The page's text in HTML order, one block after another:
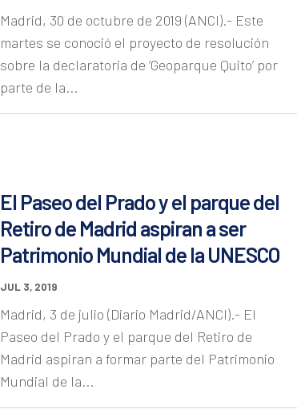
Madrid, 30 de octubre de 2019 (ANCI).- Este
martes se conoció el proyecto de resolución
sobre la declaratoria de ‘Geoparque Quito’ por
parte de la...
El Paseo del Prado y el parque del
Retiro de Madrid aspiran a ser
Patrimonio Mundial de la UNESCO
JUL 3, 2019
Madrid, 3 de julio (Diario Madrid/ANCI).- El
Paseo del Prado y el parque del Retiro de
Madrid aspiran a formar parte del Patrimonio
Mundial de la...